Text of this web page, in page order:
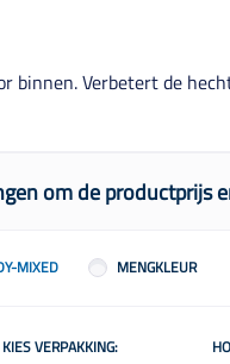
binnen. Verbetert de
om de productprijs
MIXED MENGKLEUR
KIES VERPAKKING: